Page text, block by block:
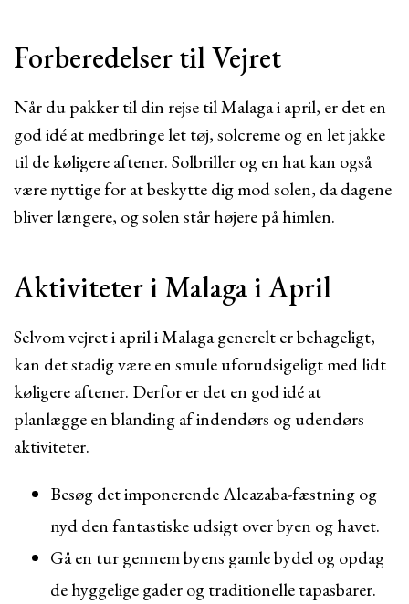
Forberedelser til Vejret
Når du pakker til din rejse til Malaga i april, er det en
god idé at medbringe let tøj, solcreme og en let jakke
til de køligere aftener. Solbriller og en hat kan også
være nyttige for at beskytte dig mod solen, da dagene
bliver længere, og solen står højere på himlen.
Aktiviteter i Malaga i April
Selvom vejret i april i Malaga generelt er behageligt,
kan det stadig være en smule uforudsigeligt med lidt
køligere aftener. Derfor er det en god idé at
planlægge en blanding af indendørs og udendørs
aktiviteter.
Besøg det imponerende Alcazaba-fæstning og
nyd den fantastiske udsigt over byen og havet.
Gå en tur gennem byens gamle bydel og opdag
de hyggelige gader og traditionelle tapasbarer.